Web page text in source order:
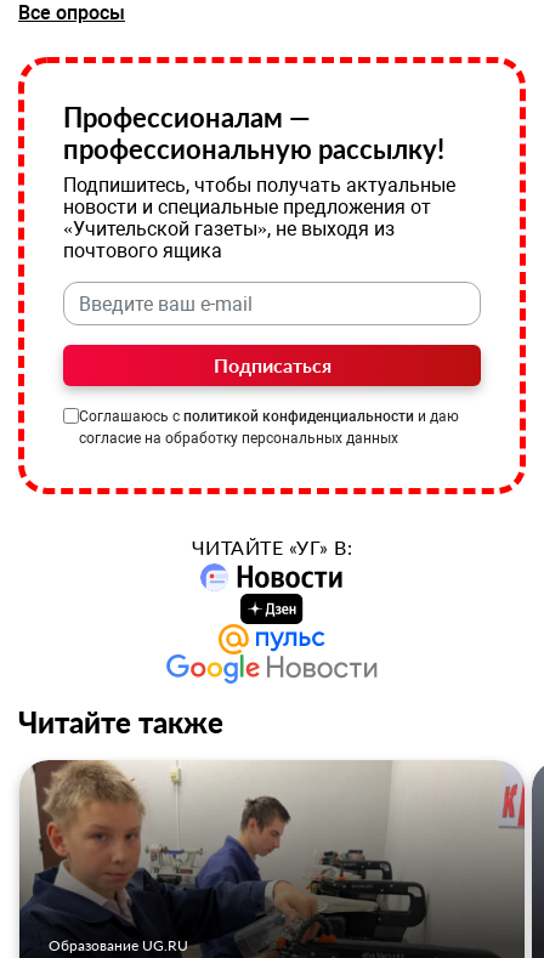
Все опросы
Профессионалам —
профессиональную рассылку!
Подпишитесь, чтобы получать актуальные
новости и специальные предложения от
«Учительской газеты», не выходя из
почтового ящика
Подписаться
Соглашаюсь с политикой конфиденциальности и даю
согласие на обработку персональных данных
ЧИТАЙТЕ «УГ» В:
Читайте также
Образование UG.RU